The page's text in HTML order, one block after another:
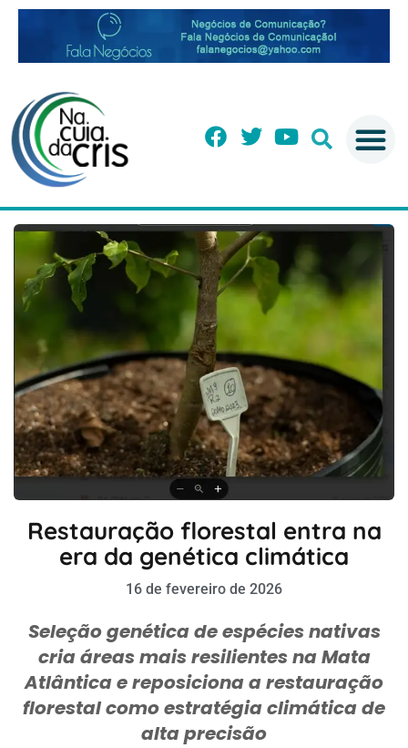
Restauração florestal entra na
era da genética climática
16 de fevereiro de 2026
Seleção genética de espécies nativas
cria áreas mais resilientes na Mata
Atlântica e reposiciona a restauração
florestal como estratégia climática de
alta precisão